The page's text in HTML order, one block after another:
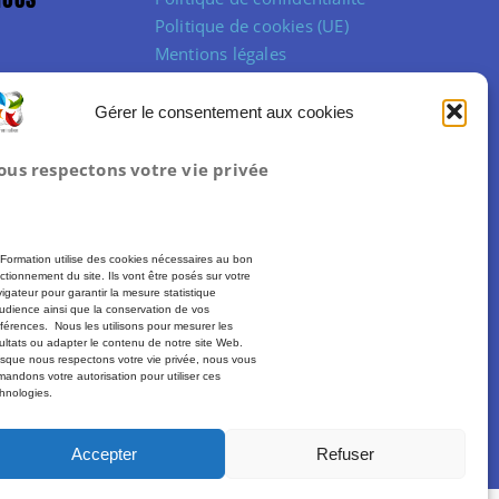
Gérer le consentement aux cookies
respectons votre vie privée
utilise des cookies nécessaires au bon
du site. Ils vont être posés sur votre
pour garantir la mesure statistique
ainsi que la conservation de vos
Nous les utilisons pour mesurer les
ou adapter le contenu de notre site Web.
nous respectons votre vie privée, nous vous
votre autorisation pour utiliser ces
Accepter Refuser
Politique de cookies (UE)
Mentions légales